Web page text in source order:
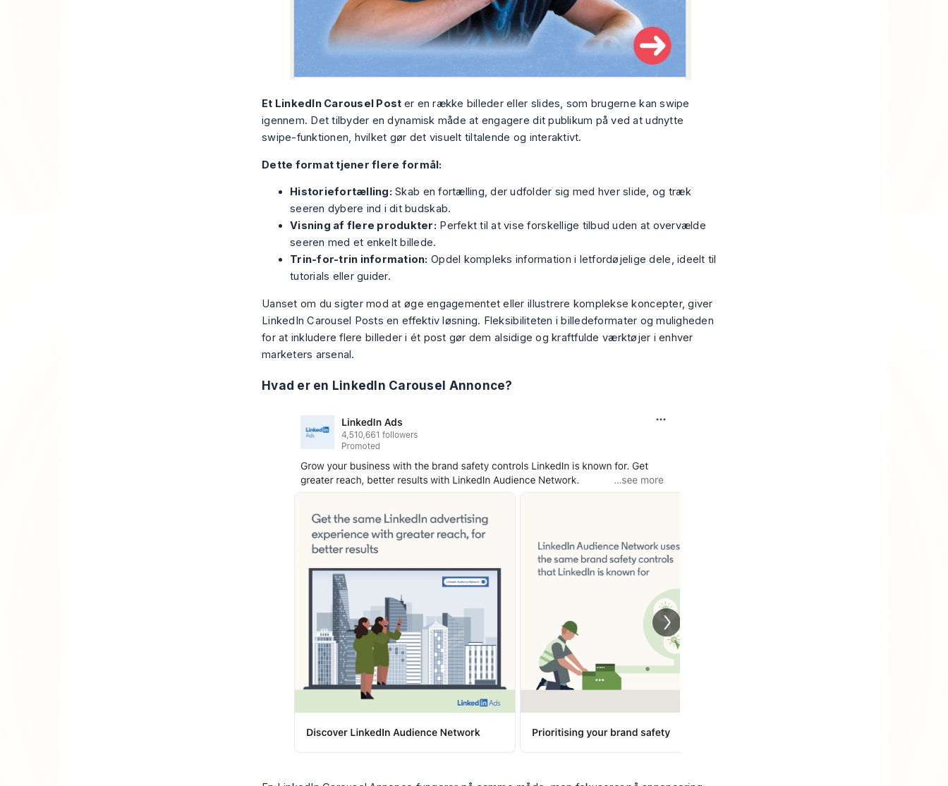
Et LinkedIn Carousel Post er en række billeder eller slides, som brugerne kan swipe
igennem. Det tilbyder en dynamisk måde at engagere dit publikum på ved at udnytte
swipe-funktionen, hvilket gør det visuelt tiltalende og interaktivt.
Dette format tjener flere formål:
Historiefortælling: Skab en fortælling, der udfolder sig med hver slide, og træk
seeren dybere ind i dit budskab.
Visning af flere produkter: Perfekt til at vise forskellige tilbud uden at overvælde
seeren med et enkelt billede.
Trin-for-trin information: Opdel kompleks information i letfordøjelige dele, ideelt til
tutorials eller guider.
Uanset om du sigter mod at øge engagementet eller illustrere komplekse koncepter, giver
LinkedIn Carousel Posts en effektiv løsning. Fleksibiliteten i billedeformater og muligheden
for at inkludere flere billeder i ét post gør dem alsidige og kraftfulde værktøjer i enhver
marketers arsenal.
Hvad er en LinkedIn Carousel Annonce?